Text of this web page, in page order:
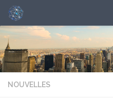
NOUVELLES